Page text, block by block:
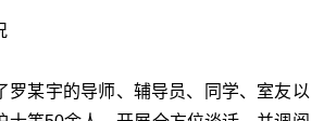
罗某宇的导师、辅导员、同学、室友以